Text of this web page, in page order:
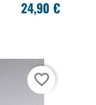
24,90 €
favorite_border